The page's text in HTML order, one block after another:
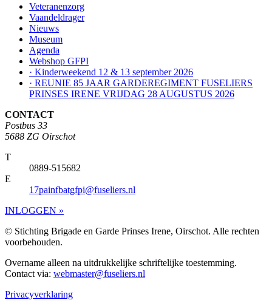
Veteranenzorg
Vaandeldrager
Nieuws
Museum
Agenda
Webshop GFPI
· Kinderweekend 12 & 13 september 2026
· REUNIE 85 JAAR GARDEREGIMENT FUSELIERS
PRINSES IRENE VRIJDAG 28 AUGUSTUS 2026
CONTACT
Postbus 33
5688 ZG Oirschot
T
0889-515682
E
17painfbatgfpi@fuseliers.nl
INLOGGEN »
© Stichting Brigade en Garde Prinses Irene, Oirschot. Alle rechten
voorbehouden.
Overname alleen na uitdrukkelijke schriftelijke toestemming.
Contact via: webmaster@fuseliers.nl
Privacyverklaring